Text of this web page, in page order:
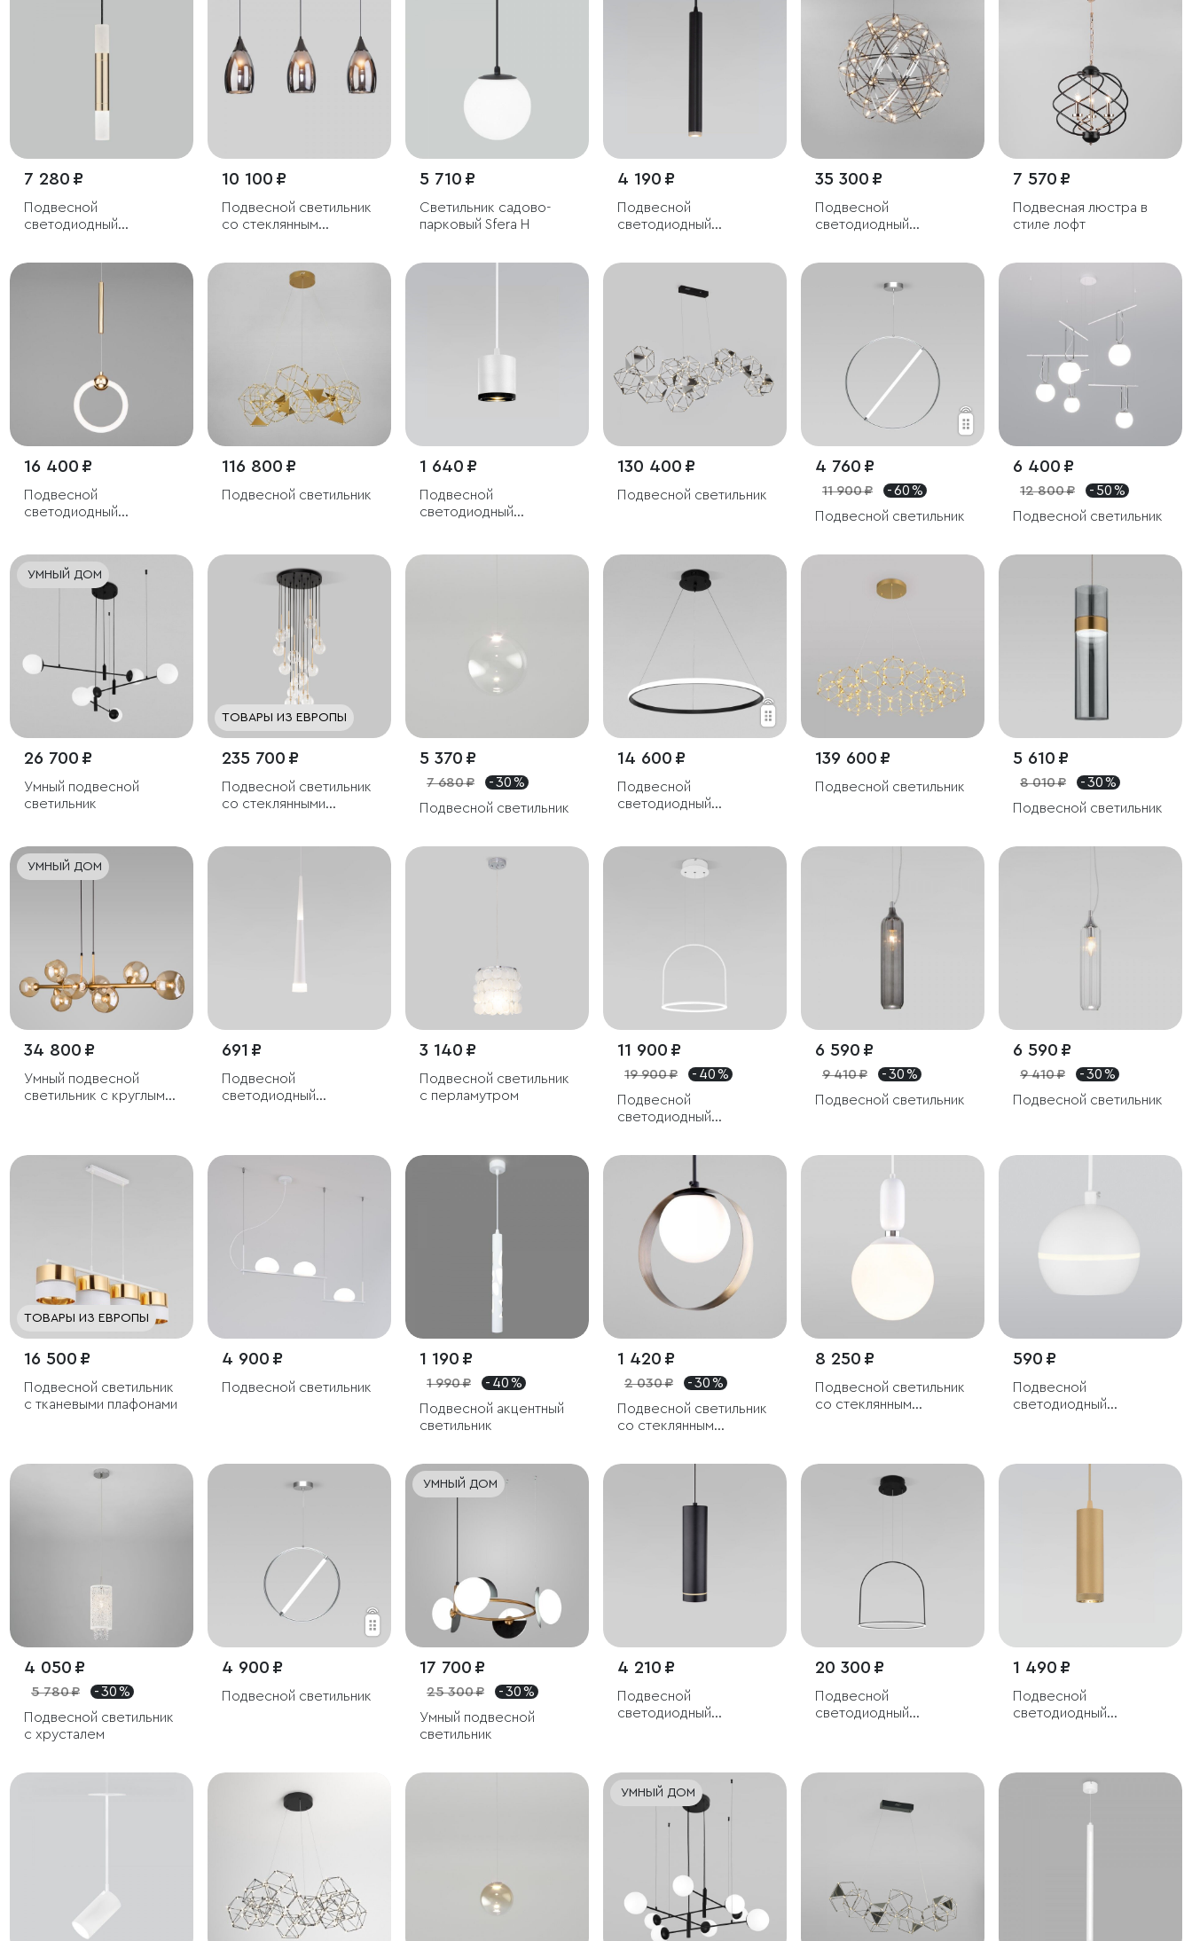
7 280 ₽
Подвесной
светодиодный
10 100 ₽
Подвесной светильник
со стеклянным
5 710 ₽
Светильник садово-
парковый Sfera H
4 190 ₽
Подвесной
светодиодный
35 300 ₽
Подвесной
светодиодный
7 570 ₽
Подвесная люстра в
стиле лофт
16 400 ₽
Подвесной
светодиодный
116 800 ₽
Подвесной светильник
1 640 ₽
Подвесной
светодиодный
130 400 ₽
Подвесной светильник
4 760 ₽
11 900 ₽
- 60 %
Подвесной светильник
6 400 ₽
12 800 ₽
- 50 %
Подвесной светильник
УМНЫЙ ДОМ
26 700 ₽
Умный подвесной
светильник
ТОВАРЫ ИЗ ЕВРОПЫ
235 700 ₽
Подвесной светильник
со стеклянными
5 370 ₽
7 680 ₽
- 30 %
Подвесной светильник
14 600 ₽
Подвесной
светодиодный
139 600 ₽
Подвесной светильник
5 610 ₽
8 010 ₽
- 30 %
Подвесной светильник
УМНЫЙ ДОМ
34 800 ₽
Умный подвесной
светильник с круглыми
691 ₽
Подвесной
светодиодный
3 140 ₽
Подвесной светильник
с перламутром
11 900 ₽
19 900 ₽
- 40 %
Подвесной
светодиодный
6 590 ₽
9 410 ₽
- 30 %
Подвесной светильник
6 590 ₽
9 410 ₽
- 30 %
Подвесной светильник
ТОВАРЫ ИЗ ЕВРОПЫ
16 500 ₽
Подвесной светильник
с тканевыми плафонами
4 900 ₽
Подвесной светильник
1 190 ₽
1 990 ₽
- 40 %
Подвесной акцентный
светильник
1 420 ₽
2 030 ₽
- 30 %
Подвесной светильник
со стеклянным
8 250 ₽
Подвесной светильник
со стеклянным
590 ₽
Подвесной
светодиодный
4 050 ₽
5 780 ₽
- 30 %
Подвесной светильник
с хрусталем
4 900 ₽
Подвесной светильник
УМНЫЙ ДОМ
17 700 ₽
25 300 ₽
- 30 %
Умный подвесной
светильник
4 210 ₽
Подвесной
светодиодный
20 300 ₽
Подвесной
светодиодный
1 490 ₽
Подвесной
светодиодный
УМНЫЙ ДОМ